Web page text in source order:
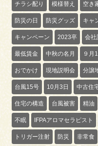
チラシ配り 模様替え 空き
防災の日 防災グッズ キャ
キャンペーン 2023卒 会社
最低賃金 中秋の名月 ９月
おでかけ 現地説明会 分譲
台風15号 10月3日 中古住
住宅の構造 台風被害 精油
不眠 IFPAアロマセラピスト
トリガー注射 防災 非常食